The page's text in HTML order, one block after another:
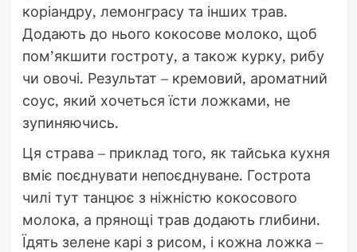
коріандру, лемонграсу та інших трав.
Додають до нього кокосове молоко, щоб
пом’якшити гостроту, а також курку, рибу
чи овочі. Результат – кремовий, ароматний
соус, який хочеться їсти ложками, не
зупиняючись.
Ця страва – приклад того, як тайська кухня
вміє поєднувати непоєднуване. Гострота
чилі тут танцює з ніжністю кокосового
молока, а прянощі трав додають глибини.
Їдять зелене карі з рисом, і кожна ложка –